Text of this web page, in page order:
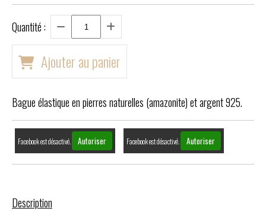
Quantité :
Ajouter au panier
Bague élastique en pierres naturelles (amazonite) et argent 925.
Facebook est désactivé. Autoriser Facebook est désactivé. Autoriser
Description